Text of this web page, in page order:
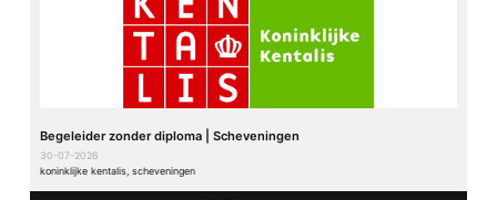
Begeleider zonder diploma | Scheveningen
30-07-2026
koninklijke kentalis, scheveningen